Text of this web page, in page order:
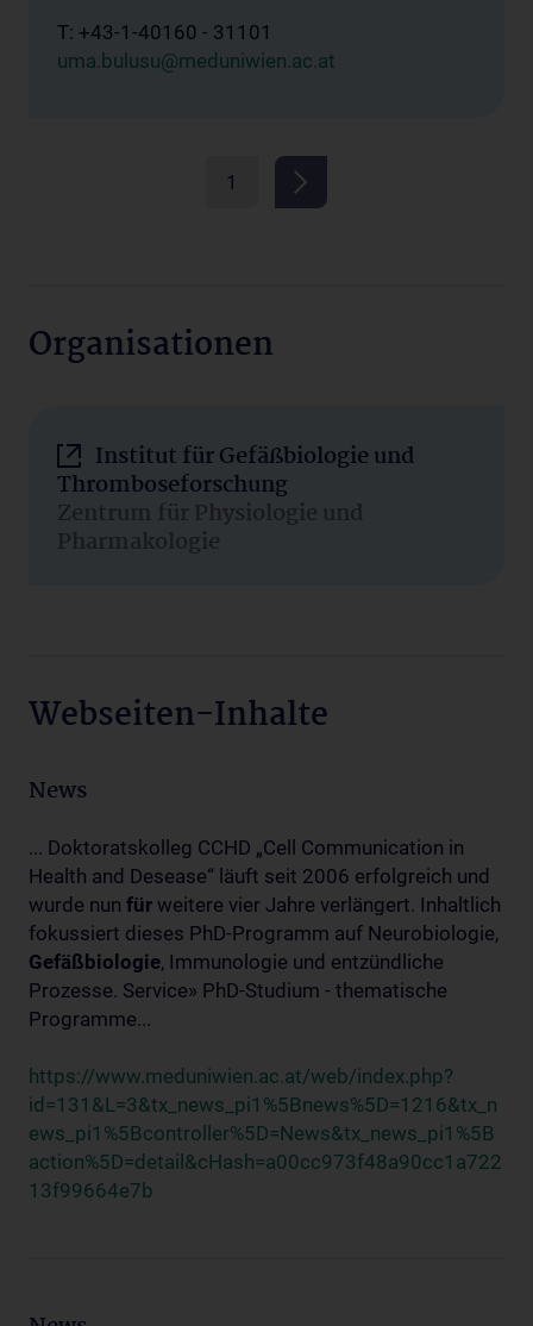
T: +43-1-40160 - 31101
uma.bulusu@meduniwien.ac.at
1
Organisationen
Institut für Gefäßbiologie und
Thromboseforschung
Zentrum für Physiologie und
Pharmakologie
Webseiten-Inhalte
News
... Doktoratskolleg CCHD „Cell Communication in
Health and Desease“ läuft seit 2006 erfolgreich und
wurde nun für weitere vier Jahre verlängert. Inhaltlich
fokussiert dieses PhD-Programm auf Neurobiologie,
Gefäßbiologie, Immunologie und entzündliche
Prozesse. Service» PhD-Studium - thematische
Programme...
https://www.meduniwien.ac.at/web/index.php?
id=131&L=3&tx_news_pi1%5Bnews%5D=1216&tx_n
ews_pi1%5Bcontroller%5D=News&tx_news_pi1%5B
action%5D=detail&cHash=a00cc973f48a90cc1a722
13f99664e7b